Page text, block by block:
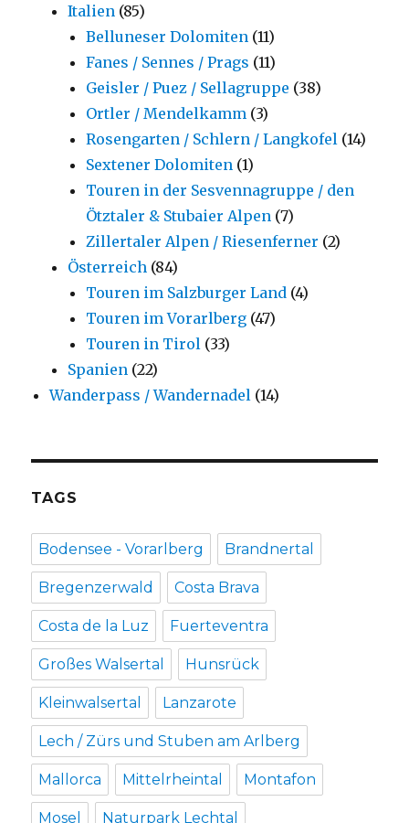
Italien (85)
Belluneser Dolomiten (11)
Fanes / Sennes / Prags (11)
Geisler / Puez / Sellagruppe (38)
Ortler / Mendelkamm (3)
Rosengarten / Schlern / Langkofel (14)
Sextener Dolomiten (1)
Touren in der Sesvennagruppe / den
Ötztaler & Stubaier Alpen (7)
Zillertaler Alpen / Riesenferner (2)
Österreich (84)
Touren im Salzburger Land (4)
Touren im Vorarlberg (47)
Touren in Tirol (33)
Spanien (22)
Wanderpass / Wandernadel (14)
TAGS
Bodensee - Vorarlberg Brandnertal
Bregenzerwald Costa Brava
Costa de la Luz Fuerteventra
Großes Walsertal Hunsrück
Kleinwalsertal Lanzarote
Lech / Zürs und Stuben am Arlberg
Mallorca Mittelrheintal Montafon
Mosel Naturpark Lechtal